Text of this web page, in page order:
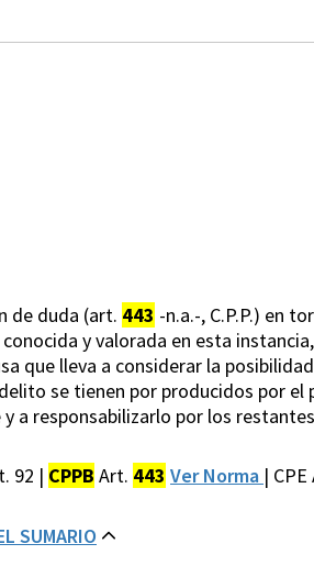
de duda (art. 443 -n.a.-, C.P.P.) en
y valorada en esta
que lleva a considerar la
se tienen por producidos por
a responsabilizarlo por los
92 | CPPB Art. 443 Ver Norma |
SUMARIO